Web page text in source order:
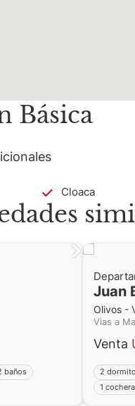
Básica
Cloaca
baños
Juan
Olivos -
Vias a
Venta
2
1 cochera